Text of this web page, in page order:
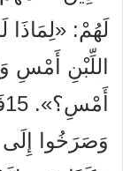
لَهُمْ:
اللِّبْنِ أَمْسِ
وَصَرَخُوا إِلَى